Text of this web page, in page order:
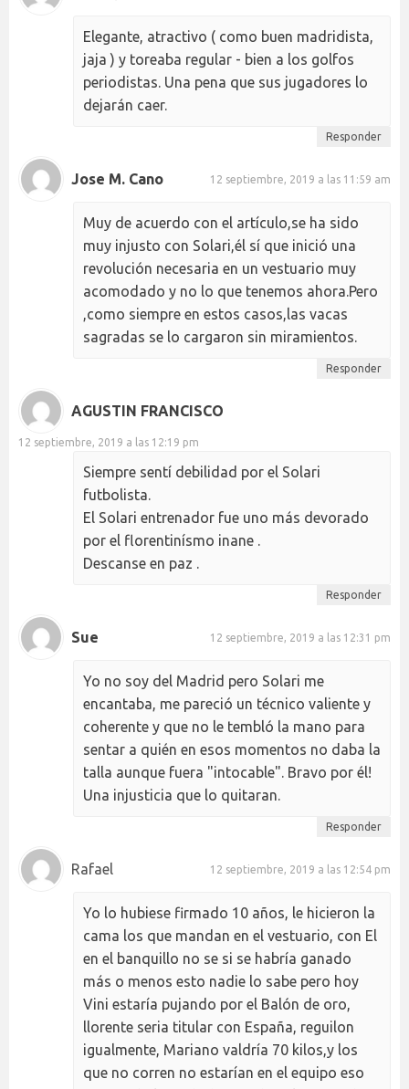
Elegante, atractivo ( como buen madridista,
jaja ) y toreaba regular - bien a los golfos
periodistas. Una pena que sus jugadores lo
dejarán caer.
Responder
Jose M. Cano 12 septiembre, 2019 a las 11:59 am
Muy de acuerdo con el artículo,se ha sido
muy injusto con Solari,él sí que inició una
revolución necesaria en un vestuario muy
acomodado y no lo que tenemos ahora.Pero
,como siempre en estos casos,las vacas
sagradas se lo cargaron sin miramientos.
Responder
AGUSTIN FRANCISCO
12 septiembre, 2019 a las 12:19 pm
Siempre sentí debilidad por el Solari
futbolista.
El Solari entrenador fue uno más devorado
por el florentinísmo inane .
Descanse en paz .
Responder
Sue 12 septiembre, 2019 a las 12:31 pm
Yo no soy del Madrid pero Solari me
encantaba, me pareció un técnico valiente y
coherente y que no le tembló la mano para
sentar a quién en esos momentos no daba la
talla aunque fuera "intocable". Bravo por él!
Una injusticia que lo quitaran.
Responder
Rafael 12 septiembre, 2019 a las 12:54 pm
Yo lo hubiese firmado 10 años, le hicieron la
cama los que mandan en el vestuario, con El
en el banquillo no se si se habría ganado
más o menos esto nadie lo sabe pero hoy
Vini estaría pujando por el Balón de oro,
llorente seria titular con España, reguilon
igualmente, Mariano valdría 70 kilos,y los
que no corren no estarían en el equipo eso